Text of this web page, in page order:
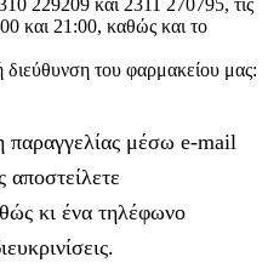
και 21:00, καθώς και το
του φαρμακείου μας:
παραγγελίας μέσω e-mail
κι ένα τηλέφωνο